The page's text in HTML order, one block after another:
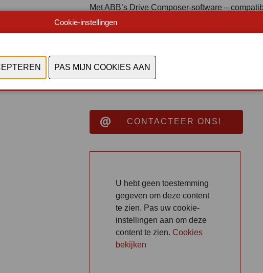
Met ABB’s Drive Composer-software –
monitoring, adaptieve programmering en
De ACS380-E is vanaf juli 2025 beschikbaar
Document
Bekijk catalogus
CONTACTEER ONS!
U hebt geen toestemming
gegeven om deze content
te zien. Pas uw cookie-
instellingen aan om deze
content te zien. Cookies
bekijken
Cookie-instellingen